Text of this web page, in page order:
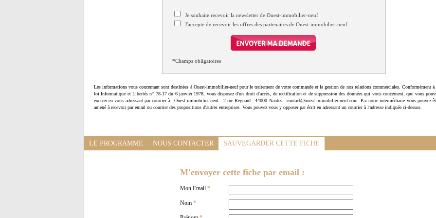
Je souhaite recevoir la newsletter de Ouest-immobilier-neuf
J'accepte de recevoir les offres des partenaires de Ouest-immobilier-neuf
*Champs obligatoires
Les informations vous concernant sont destinées à Ouest-immobilier-neuf pour le traitement de votre commande et la gestion de nos relations commerciales. Conformément à
loi Informatique et Libertés n° 78-17 du 6 janvier 1978, vous disposez d'un droit d'accès, de rectification et de suppression des données qui vous concernent, que vous
exercer en vous adressant par courrier à : Ouest-immobilier-neuf - 2 rue Regnard - 44000 Nantes - contact@ouest-immobilier-neuf.com. Par notre intermédiaire vous pouvez
amené à recevoir par email ou courrier des propositions d'autres entreprises. Vous pouvez vous y opposer par écrit en adressant un courrier à l'adresse indiquée ci-dessus.
LE PROGRAMME NOUS CONTACTER SAUVEGARDER CETTE FICHE
M'envoyer cette fiche par email :
Mon Email *
Nom *